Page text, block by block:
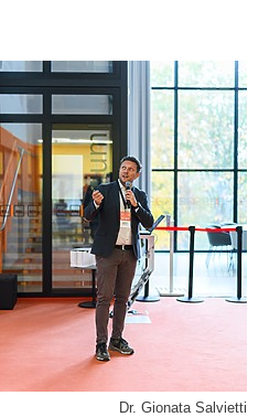
Dr. Gionata Salvietti